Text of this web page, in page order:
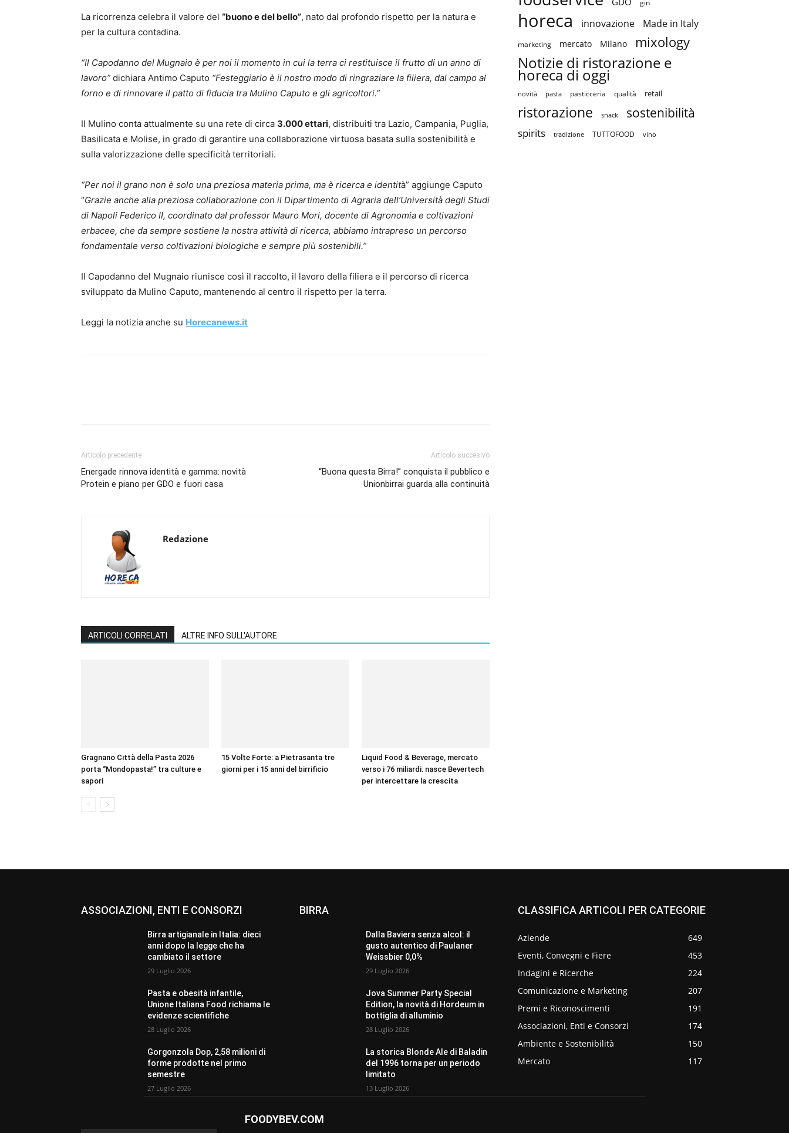
La ricorrenza celebra il valore del “buono e del bello”, nato dal profondo rispetto per la natura e
per la cultura contadina.
“Il Capodanno del Mugnaio è per noi il momento in cui la terra ci restituisce il frutto di un anno di
lavoro” dichiara Antimo Caputo “Festeggiarlo è il nostro modo di ringraziare la filiera, dal campo al
forno e di rinnovare il patto di fiducia tra Mulino Caputo e gli agricoltori.”
Il Mulino conta attualmente su una rete di circa 3.000 ettari, distribuiti tra Lazio, Campania, Puglia,
Basilicata e Molise, in grado di garantire una collaborazione virtuosa basata sulla sostenibilità e
sulla valorizzazione delle specificità territoriali.
“Per noi il grano non è solo una preziosa materia prima, ma è ricerca e identità” aggiunge Caputo
“Grazie anche alla preziosa collaborazione con il Dipartimento di Agraria dell’Università degli Studi
di Napoli Federico II, coordinato dal professor Mauro Mori, docente di Agronomia e coltivazioni
erbacee, che da sempre sostiene la nostra attività di ricerca, abbiamo intrapreso un percorso
fondamentale verso coltivazioni biologiche e sempre più sostenibili.”
Il Capodanno del Mugnaio riunisce così il raccolto, il lavoro della filiera e il percorso di ricerca
sviluppato da Mulino Caputo, mantenendo al centro il rispetto per la terra.
Leggi la notizia anche su Horecanews.it
Articolo precedente
Energade rinnova identità e gamma: novità
Protein e piano per GDO e fuori casa
Articolo succesivo
“Buona questa Birra!” conquista il pubblico e
Unionbirrai guarda alla continuità
Redazione
ARTICOLI CORRELATI ALTRE INFO SULL'AUTORE
Gragnano Città della Pasta 2026
porta “Mondopasta!” tra culture e
sapori
15 Volte Forte: a Pietrasanta tre
giorni per i 15 anni del birrificio
Liquid Food & Beverage, mercato
verso i 76 miliardi: nasce Bevertech
per intercettare la crescita
gin
horeca innovazione Made in Italy
marketing mercato Milano mixology
Notizie di ristorazione e
horeca di oggi
novità pasta pasticceria qualità retail
ristorazione snack sostenibilità
spirits tradizione TUTTOFOOD vino
ASSOCIAZIONI, ENTI E CONSORZI
Birra artigianale in Italia: dieci
anni dopo la legge che ha
cambiato il settore
29 Luglio 2026
Pasta e obesità infantile,
Unione Italiana Food richiama le
evidenze scientifiche
28 Luglio 2026
Gorgonzola Dop, 2,58 milioni di
forme prodotte nel primo
semestre
27 Luglio 2026
BIRRA
Dalla Baviera senza alcol: il
gusto autentico di Paulaner
Weissbier 0,0%
29 Luglio 2026
Jova Summer Party Special
Edition, la novità di Hordeum in
bottiglia di alluminio
28 Luglio 2026
La storica Blonde Ale di Baladin
del 1996 torna per un periodo
limitato
13 Luglio 2026
CLASSIFICA ARTICOLI PER CATEGORIE
Aziende
649
Eventi, Convegni e Fiere
453
Indagini e Ricerche
224
Comunicazione e Marketing
207
Premi e Riconoscimenti
191
Associazioni, Enti e Consorzi
174
Ambiente e Sostenibilità
150
Mercato
117
FOODYBEV.COM